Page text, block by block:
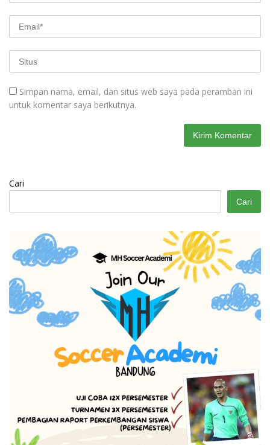
Simpan nama, email, dan situs web saya pada peramban ini
untuk komentar saya berikutnya.
Cari
Cari